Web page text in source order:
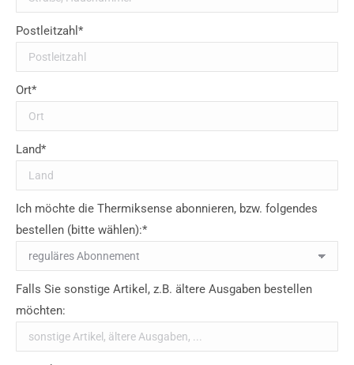
Postleitzahl*
Ort*
Land*
Ich möchte die Thermiksense abonnieren, bzw. folgendes
bestellen (bitte wählen):*
Falls Sie sonstige Artikel, z.B. ältere Ausgaben bestellen
möchten: